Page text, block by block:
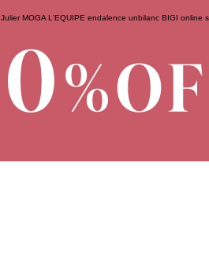
Julier MOGA L'EQUIPE endalence unbilanc BIGI online